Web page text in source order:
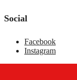
Social
Facebook
Instagram